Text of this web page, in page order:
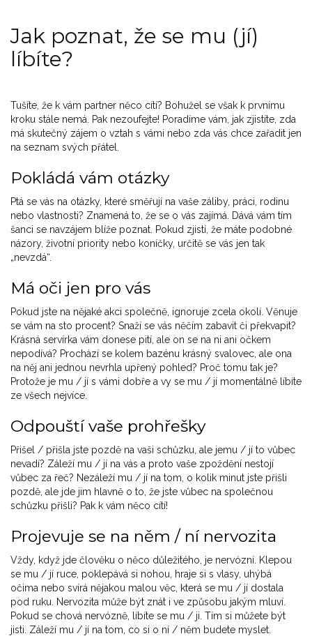
Jak poznat, že se mu (jí)
líbíte?
Tušíte, že k vám partner něco cítí? Bohužel se však k prvnímu
kroku stále nemá. Pak nezoufejte! Poradíme vám, jak zjistíte, zda
má skutečný zájem o vztah s vámi nebo zda vás chce zařadit jen
na seznam svých přátel.
Pokládá vám otázky
Ptá se vás na otázky, které směřují na vaše záliby, práci, rodinu
nebo vlastnosti? Znamená to, že se o vás zajímá. Dává vám tím
šanci se navzájem blíže poznat. Pokud zjistí, že máte podobné
názory, životní priority nebo koníčky, určitě se vás jen tak
„nevzdá“.
Má oči jen pro vás
Pokud jste na nějaké akci společně, ignoruje zcela okolí. Věnuje
se vám na sto procent? Snaží se vás něčím zabavit či překvapit?
Krásná servírka vám donese pití, ale on se na ni ani očkem
nepodívá? Prochází se kolem bazénu krásný svalovec, ale ona
na něj ani jednou nevrhla upřený pohled? Proč tomu tak je?
Protože je mu / jí s vámi dobře a vy se mu / jí momentálně líbíte
ze všech nejvíce.
Odpouští vaše prohřešky
Přišel / přišla jste pozdě na vaši schůzku, ale jemu / jí to vůbec
nevadí? Záleží mu / jí na vás a proto vaše zpoždění nestojí
vůbec za řeč? Nezáleží mu / jí na tom, o kolik minut jste přišli
pozdě, ale jde jim hlavně o to, že jste vůbec na společnou
schůzku přišli? Pak k vám něco cítí!
Projevuje se na něm / ní nervozita
Vždy, když jde člověku o něco důležitého, je nervózní. Klepou
se mu / jí ruce, poklepává si nohou, hraje si s vlasy, uhýbá
očima nebo svírá nějakou malou věc, která se mu / jí dostala
pod ruku. Nervozita může být znát i ve způsobu jakým mluví.
Pokud se chová nervózně, líbíte se mu / ji. Tím si můžete být
jisti. Záleží mu / jí na tom, co si o ní / něm budete myslet.